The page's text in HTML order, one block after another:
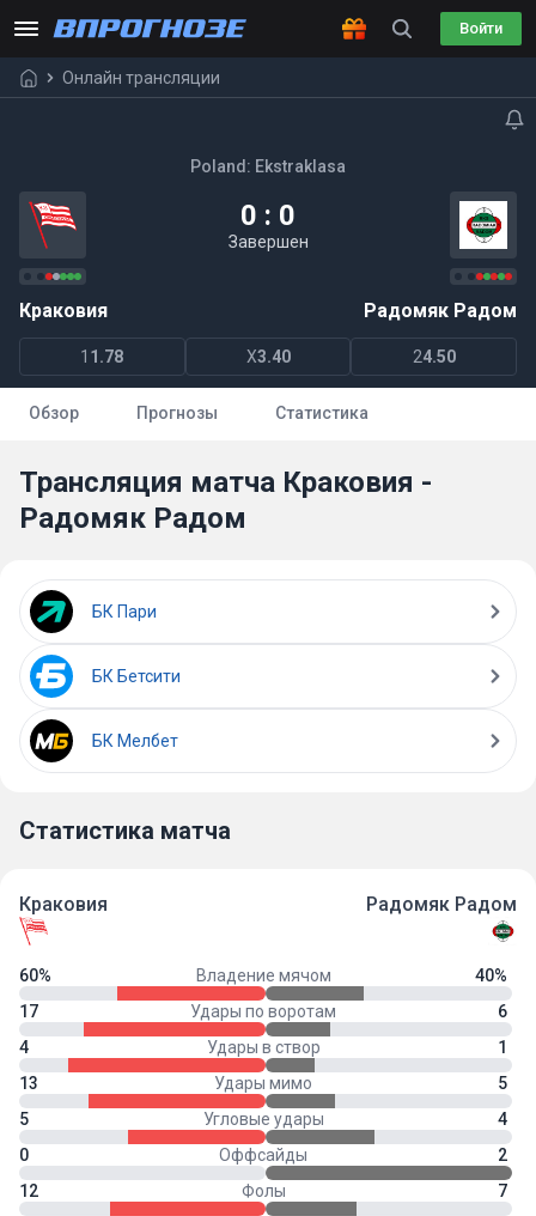
Войти
Онлайн трансляции
Poland: Ekstraklasa
0 : 0
Завершен
Краковия Радомяк Радом
1 1.78 X3.40 24.50
Обзор Прогнозы Статистика
Трансляция матча Краковия -
Радомяк Радом
БК Пари
БК Бетсити
БК Мелбет
Статистика матча
Краковия Радомяк Радом
60% Владение мячом
40%
17
Удары по воротам
6
4
Удары в створ
1
13
Удары мимо
5
5
Угловые удары
4
0
Оффсайды
2
12
Фолы
7